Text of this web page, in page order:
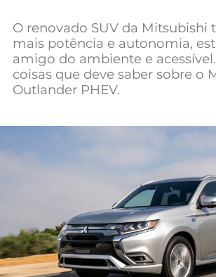
Negócios
Mundial 2026
O renovado SUV da Mitsubishi
mais potência e autonomia,
amigo do ambiente e
coisas que deve saber sobre o
Outlander PHEV.